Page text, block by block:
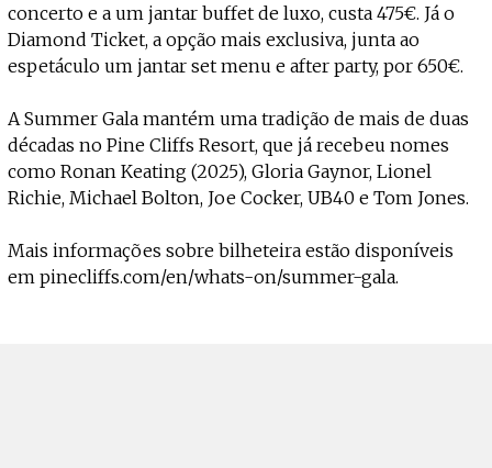
concerto e a um jantar buffet de luxo, custa 475€. Já o
Diamond Ticket, a opção mais exclusiva, junta ao
espetáculo um jantar set menu e after party, por 650€.
A Summer Gala mantém uma tradição de mais de duas
décadas no Pine Cliffs Resort, que já recebeu nomes
como Ronan Keating (2025), Gloria Gaynor, Lionel
Richie, Michael Bolton, Joe Cocker, UB40 e Tom Jones.
Mais informações sobre bilheteira estão disponíveis
em pinecliffs.com/en/whats-on/summer-gala.